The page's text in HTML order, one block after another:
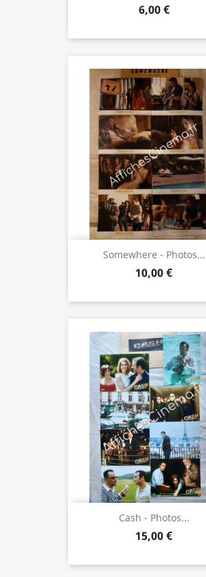
6,00 €
Somewhere - Photos...
10,00 €
Cash - Photos...
15,00 €